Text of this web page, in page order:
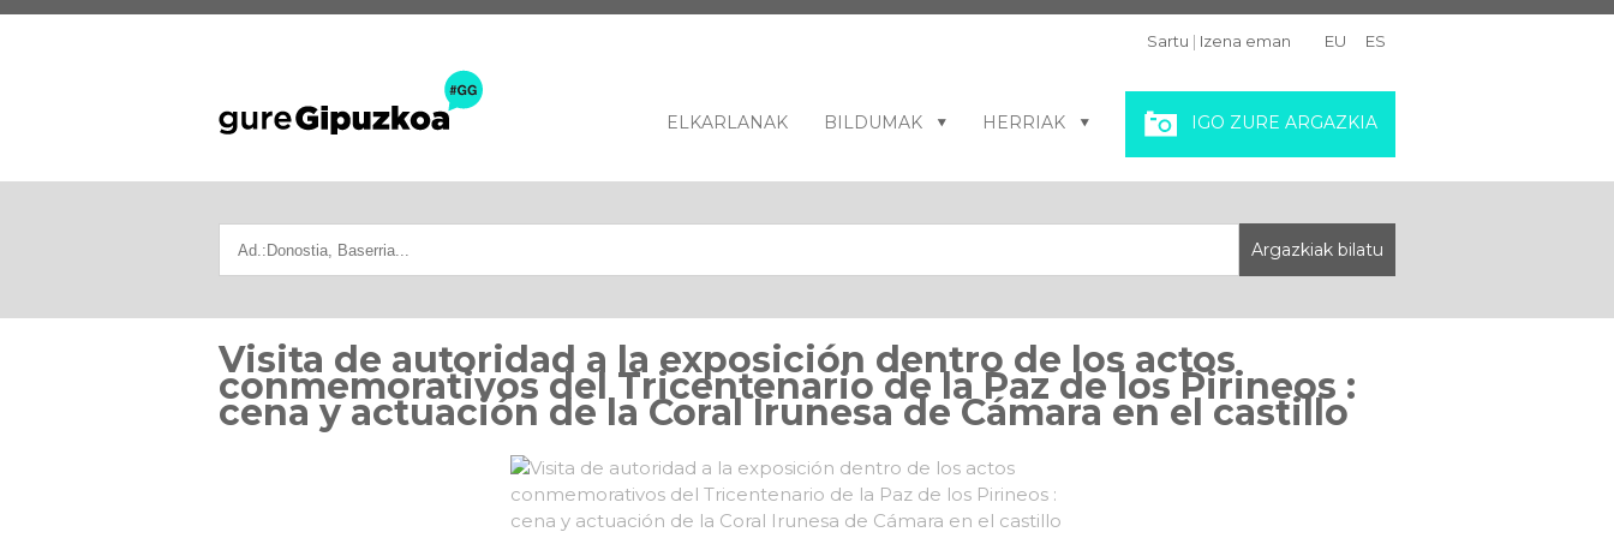
Sartu | Izena eman EU ES
ELKARLANAK BILDUMAK HERRIAK IGO ZURE ARGAZKIA
Visita de autoridad a la exposición dentro de los actos
conmemorativos del Tricentenario de la Paz de los Pirineos :
cena y actuación de la Coral Irunesa de Cámara en el castillo